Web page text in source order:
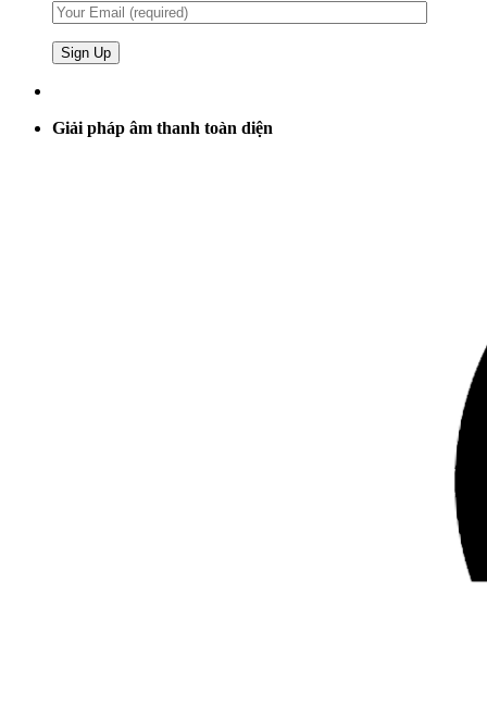
Giải pháp âm thanh toàn diện